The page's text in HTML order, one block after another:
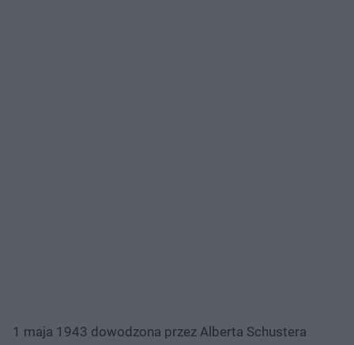
1 maja 1943 dowodzona przez Alberta Schustera